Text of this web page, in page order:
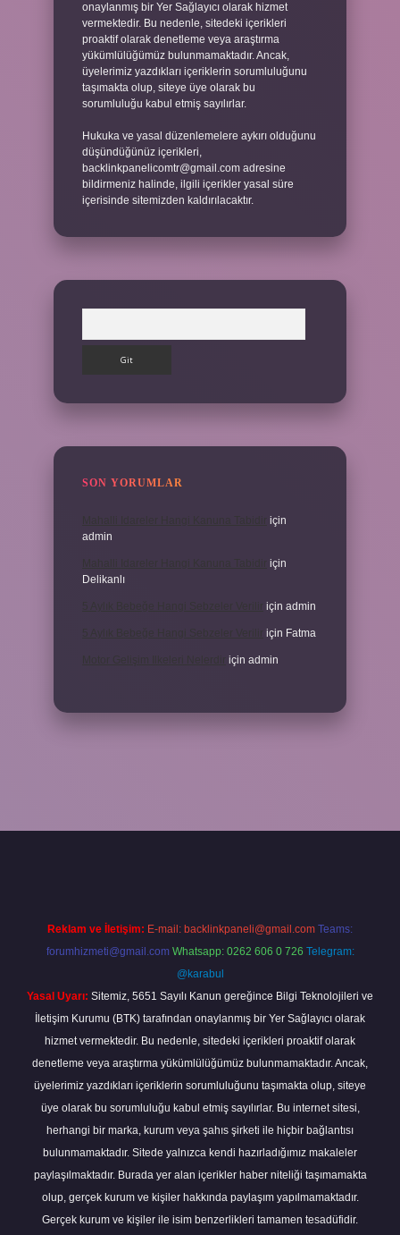
onaylanmış bir Yer Sağlayıcı olarak hizmet
vermektedir. Bu nedenle, sitedeki içerikleri
proaktif olarak denetleme veya araştırma
yükümlülüğümüz bulunmamaktadır. Ancak,
üyelerimiz yazdıkları içeriklerin sorumluluğunu
taşımakta olup, siteye üye olarak bu
sorumluluğu kabul etmiş sayılırlar.
Hukuka ve yasal düzenlemelere aykırı olduğunu
düşündüğünüz içerikleri,
backlinkpanelicomtr@gmail.com adresine
bildirmeniz halinde, ilgili içerikler yasal süre
içerisinde sitemizden kaldırılacaktır.
SON YORUMLAR
için
admin
için
Delikanlı
5 Aylık Bebeğe Hangi Sebzeler Verilir için admin
5 Aylık Bebeğe Hangi Sebzeler Verilir için Fatma
için admin
Reklam ve İletişim: E-mail: backlinkpaneli@gmail.com Teams:
forumhizmeti@gmail.com Whatsapp: 0262 606 0 726 Telegram:
@karabul
Yasal Uyarı: Sitemiz, 5651 Sayılı Kanun gereğince Bilgi Teknolojileri ve
İletişim Kurumu (BTK) tarafından onaylanmış bir Yer Sağlayıcı olarak
hizmet vermektedir. Bu nedenle, sitedeki içerikleri proaktif olarak
denetleme veya araştırma yükümlülüğümüz bulunmamaktadır. Ancak,
üyelerimiz yazdıkları içeriklerin sorumluluğunu taşımakta olup, siteye
üye olarak bu sorumluluğu kabul etmiş sayılırlar. Bu internet sitesi,
herhangi bir marka, kurum veya şahıs şirketi ile hiçbir bağlantısı
bulunmamaktadır. Sitede yalnızca kendi hazırladığımız makaleler
paylaşılmaktadır. Burada yer alan içerikler haber niteliği taşımamakta
olup, gerçek kurum ve kişiler hakkında paylaşım yapılmamaktadır.
Gerçek kurum ve kişiler ile isim benzerlikleri tamamen tesadüfidir.